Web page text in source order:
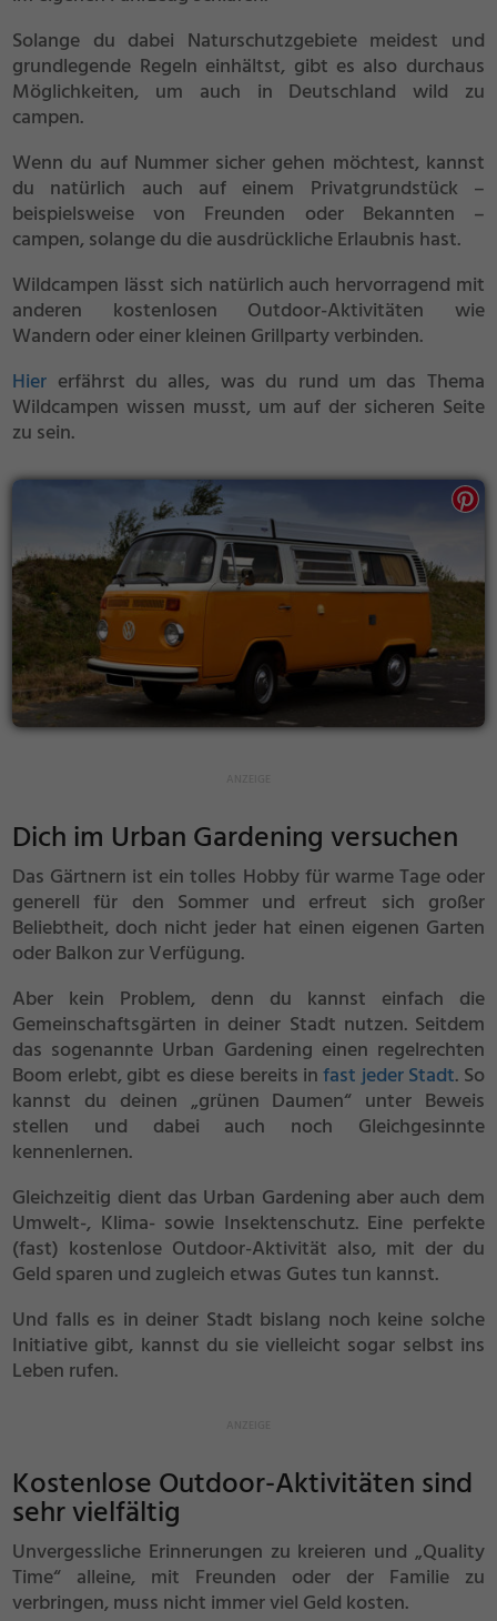
Solange du dabei Naturschutzgebiete meidest und
grundlegende Regeln einhältst, gibt es also durchaus
Möglichkeiten, um auch in Deutschland wild zu
campen.
Wenn du auf Nummer sicher gehen möchtest, kannst
du natürlich auch auf einem Privatgrundstück –
beispielsweise von Freunden oder Bekannten –
campen, solange du die ausdrückliche Erlaubnis hast.
Wildcampen lässt sich natürlich auch hervorragend mit
anderen kostenlosen Outdoor-Aktivitäten wie
Wandern oder einer kleinen Grillparty verbinden.
Hier erfährst du alles, was du rund um das Thema
Wildcampen wissen musst, um auf der sicheren Seite
zu sein.
Dich im Urban Gardening versuchen
Das Gärtnern ist ein tolles Hobby für warme Tage oder
generell für den Sommer und erfreut sich großer
Beliebtheit, doch nicht jeder hat einen eigenen Garten
oder Balkon zur Verfügung.
Aber kein Problem, denn du kannst einfach die
Gemeinschaftsgärten in deiner Stadt nutzen. Seitdem
das sogenannte Urban Gardening einen regelrechten
Boom erlebt, gibt es diese bereits infast jeder Stadt. So
kannst du deinen „grünen Daumen“ unter Beweis
stellen und dabei auch noch Gleichgesinnte
kennenlernen.
Gleichzeitig dient das Urban Gardening aber auch dem
Umwelt-, Klima- sowie Insektenschutz. Eine perfekte
(fast) kostenlose Outdoor-Aktivität also, mit der du
Geld sparen und zugleich etwas Gutes tun kannst.
Und falls es in deiner Stadt bislang noch keine solche
Initiative gibt, kannst du sie vielleicht sogar selbst ins
Leben rufen.
Kostenlose Outdoor-Aktivitäten sind
sehr vielfältig
Unvergessliche Erinnerungen zu kreieren und „Quality
Time“ alleine, mit Freunden oder der Familie zu
verbringen, muss nicht immer viel Geld kosten.